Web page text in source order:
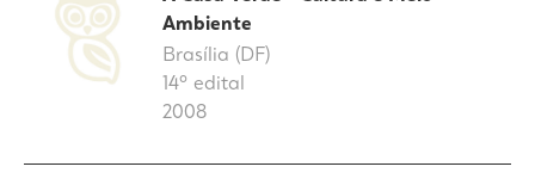
Ambiente
Brasília (DF)
14º edital
2008